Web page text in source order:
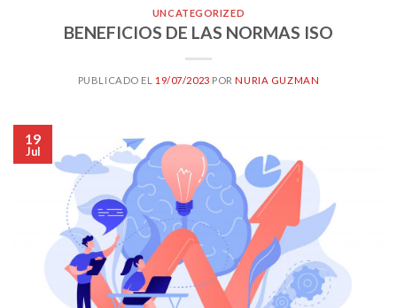
UNCATEGORIZED
BENEFICIOS DE LAS NORMAS ISO
PUBLICADO EL 19/07/2023 PORNURIA GUZMAN
19
Jul